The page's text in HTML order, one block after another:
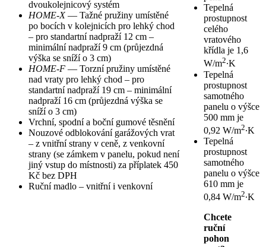
dvoukolejnicový systém
HOME-X— Tažné pružiny umístěné
po bocích v kolejnicích pro lehký chod
– pro standartní nadpraží 12 cm –
minimální nadpraží 9 cm (průjezdná
výška se sníží o 3 cm)
HOME-F — Torzní pružiny umístěné
nad vraty pro lehký chod – pro
standartní nadpraží 19 cm – minimální
nadpraží 16 cm (průjezdná výška se
sníží o 3 cm)
Vrchní, spodní a boční gumové těsnění
Nouzové odblokování garážových vrat
– z vnitřní strany v ceně, z venkovní
strany (se zámkem v panelu, pokud není
jiný vstup do místnosti) za příplatek 450
Kč bez DPH
Ruční madlo – vnitřní i venkovní
Tepelná
prostupnost
celého
vratového
křídla je 1,6
W/m2∙K
Tepelná
prostupnost
samotného
panelu o výšce
500 mm je
0,92 W/m2∙K
Tepelná
prostupnost
samotného
panelu o výšce
610 mm je
0,84 W/m2∙K
Chcete
ruční
pohon